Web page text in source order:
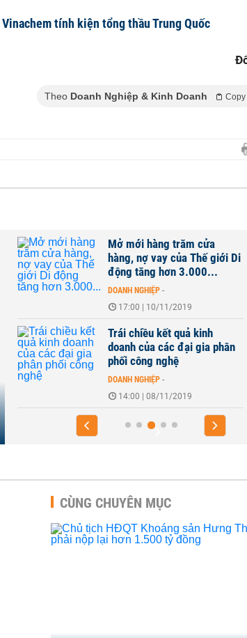
tính kiện tổng thầu Trung Quốc
Theo Doanh Nghiệp & Kinh Doanh
Mở mới hàng trăm cửa
hàng, nợ vay của Thế giới Di
động tăng hơn 3.000...
DOANH NGHIỆP -
17:00 | 10/11/2019
Trái chiều kết quả kinh
doanh của các đại gia phân
phối công nghệ
DOANH NGHIỆP -
14:00 | 08/11/2019
CÙNG CHUYÊN MỤC